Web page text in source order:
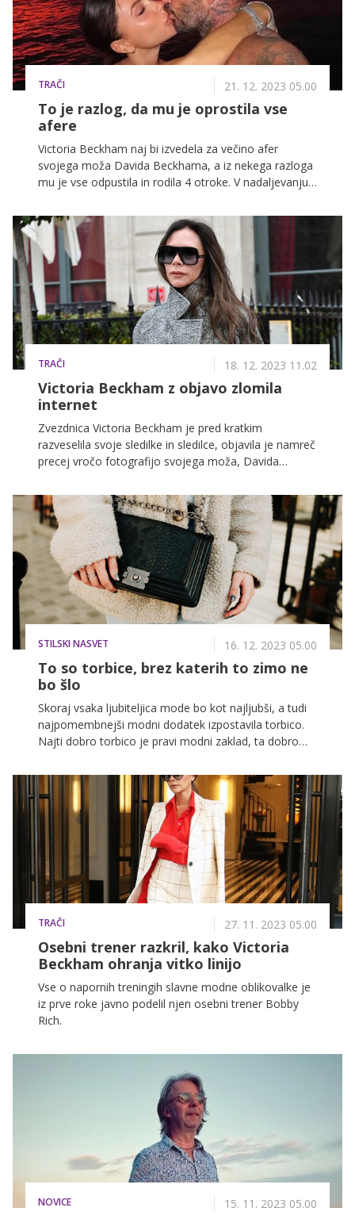
TRAČI 21. 12. 2023 05.00
To je razlog, da mu je oprostila vse
afere
Victoria Beckham naj bi izvedela za večino afer
svojega moža Davida Beckhama, a iz nekega razloga
mu je vse odpustila in rodila 4 otroke. V nadaljevanju
prizanesljiva.
TRAČI 18. 12. 2023 11.02
Victoria Beckham z objavo zlomila
internet
Zvezdnica Victoria Beckham je pred kratkim
razveselila svoje sledilke in sledilce, objavila je namreč
precej vročo fotografijo svojega moža, Davida
STILSKI NASVET 16. 12. 2023 05.00
To so torbice, brez katerih to zimo ne
bo šlo
Skoraj vsaka ljubiteljica mode bo kot najljubši, a tudi
najpomembnejši modni dodatek izpostavila torbico.
Najti dobro torbico je pravi modni zaklad, ta dobro
vsako kombinacijo.
TRAČI 27. 11. 2023 05.00
Osebni trener razkril, kako Victoria
Beckham ohranja vitko linijo
Vse o napornih treningih slavne modne oblikovalke je
iz prve roke javno podelil njen osebni trener Bobby
Rich.
NOVICE 15. 11. 2023 05.00